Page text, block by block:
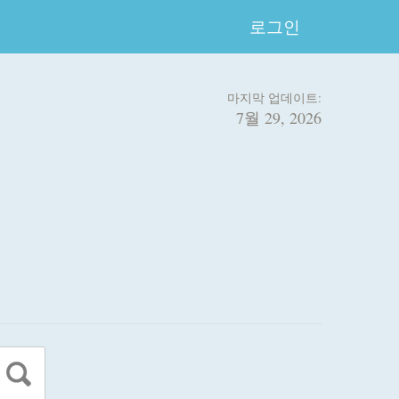
로그인
마지막 업데이트:
7월 29, 2026